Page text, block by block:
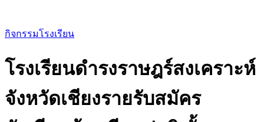
กิจกรรมโรงเรียน
โรงเรียนดำรงราษฎร์สงเคราะห์
จังหวัดเชียงรายรับสมัคร